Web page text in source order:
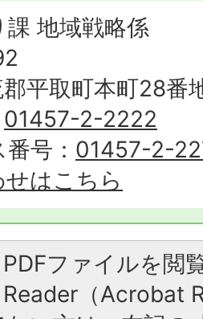
課 地域戦略係
平取町本町28番
01457-2-2222
号： 01457-2-
はこちら
PDFファイルを閲
Reader（Acrobat